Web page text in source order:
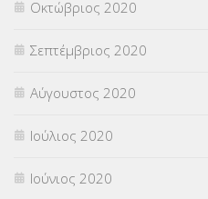
Οκτώβριος 2020
Σεπτέμβριος 2020
Αύγουστος 2020
Ιούλιος 2020
Ιούνιος 2020